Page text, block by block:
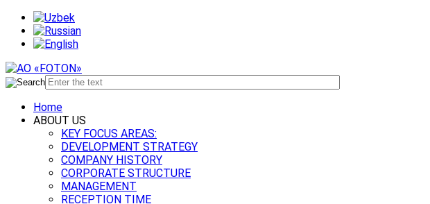
Home
ABOUT US
KEY FOCUS AREAS:
DEVELOPMENT STRATEGY
COMPANY HISTORY
CORPORATE STRUCTURE
MANAGEMENT
RECEPTION TIME